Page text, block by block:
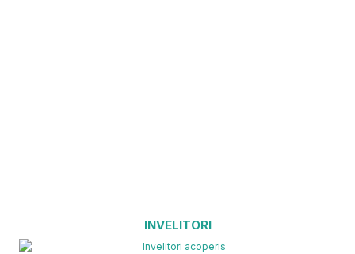
INVELITORI